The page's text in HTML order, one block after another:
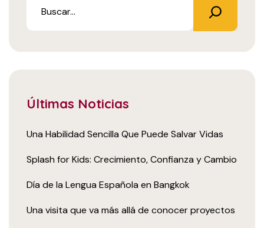
Últimas Noticias
Una Habilidad Sencilla Que Puede Salvar Vidas
Splash for Kids: Crecimiento, Confianza y Cambio
Día de la Lengua Española en Bangkok
Una visita que va más allá de conocer proyectos